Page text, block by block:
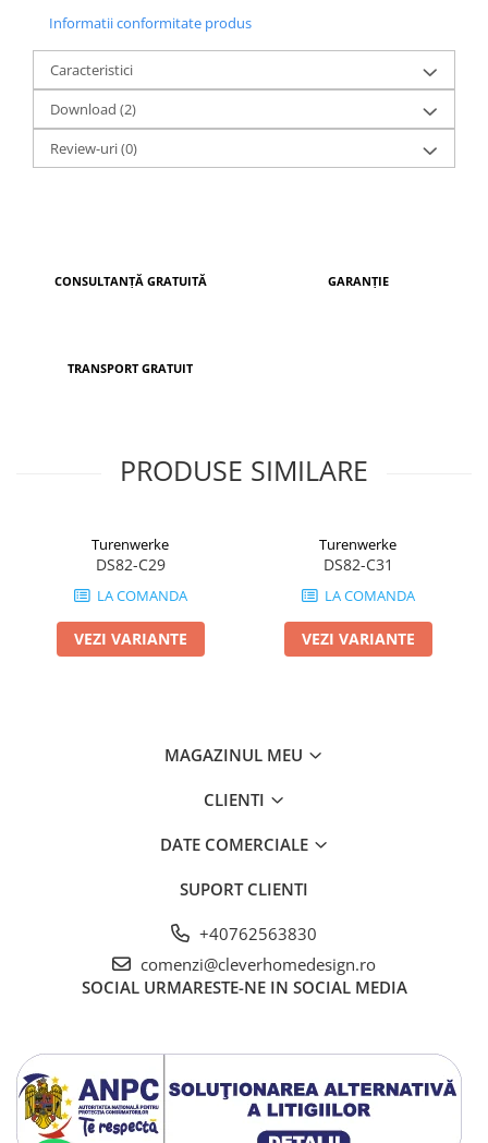
Informatii conformitate produs
Caracteristici
Download (2)
Review-uri(0)
CONSULTANȚĂ GRATUITĂ GARANȚIE
TRANSPORT GRATUIT
PRODUSE SIMILARE
Turenwerke
DS82-C29
LA COMANDA
VEZI VARIANTE
Turenwerke
DS82-C31
LA COMANDA
VEZI VARIANTE
MAGAZINUL MEU
CLIENTI
DATE COMERCIALE
SUPORT CLIENTI
+40762563830
comenzi@cleverhomedesign.ro
SOCIAL URMARESTE-NE IN SOCIAL MEDIA